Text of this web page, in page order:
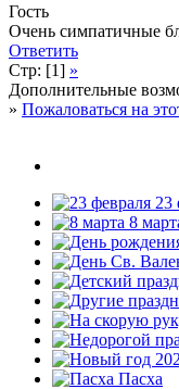
Гость
Очень симпатичные
Ответить
Стр: [1] »
Дополнительные
» Пожаловаться на
23
8
Пасха